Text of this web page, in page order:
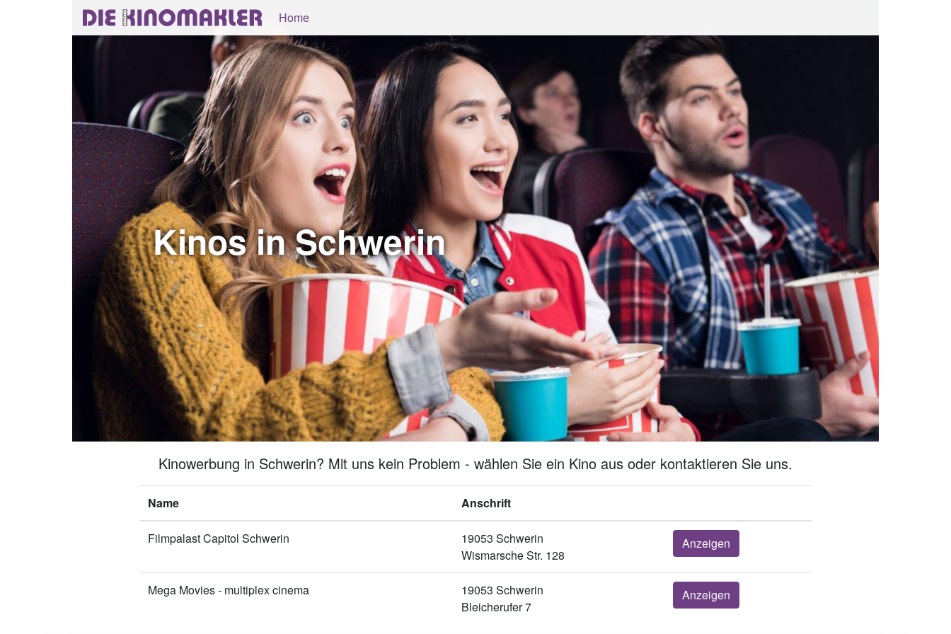
Home
Kinos in Schwerin
Kinowerbung in Schwerin? Mit uns kein Problem - wählen Sie ein Kino aus oder kontaktieren Sie uns.
Name Anschrift
Filmpalast Capitol Schwerin
19053 Schwerin
Wismarsche Str. 128
Anzeigen
Mega Movies - multiplex cinema
19053 Schwerin
Bleicherufer 7
Anzeigen